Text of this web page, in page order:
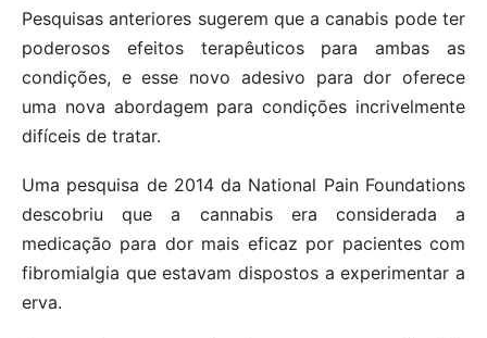
Pesquisas anteriores sugerem que a canabis pode ter
poderosos efeitos terapêuticos para ambas as
condições, e esse novo adesivo para dor oferece
uma nova abordagem para condições incrivelmente
difíceis de tratar.
Uma pesquisa de 2014 da National Pain Foundations
descobriu que a cannabis era considerada a
medicação para dor mais eficaz por pacientes com
fibromialgia que estavam dispostos a experimentar a
erva.